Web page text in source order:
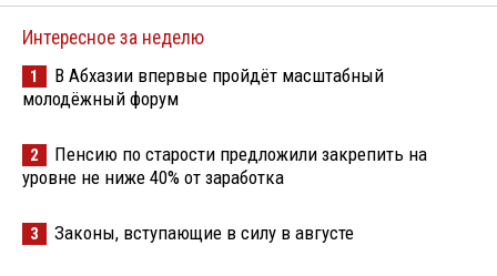
Интересное за неделю
1
В Абхазии впервые пройдёт масштабный
молодёжный форум
2
Пенсию по старости предложили закрепить на
уровне не ниже 40% от заработка
3 Законы, вступающие в силу в августе